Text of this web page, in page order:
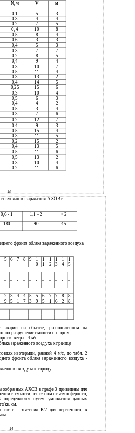
N, ч V м
0,1 5
3
0,3 4
4
0,2 7
5
0, 4 10
8
0,5 8
4
0,6 3
3
0,4 5
3
0,3 7
7
0,2 8
5
0,4 9
4
0,3 10
7
0,5 11
4
0,3 13
2
0,4 14
5
0,25 15
6
0,3 10
4
0,5 6
3
0,4 4
2
0,5 3
4
0,3 7
6
0,2 12
7
0,4 9
3
0,5 15
4
0,3 11
5
0,2 15
2
0,4 13
5
0,5 11
6
0,5 13
2
0,3 10
4
0,2 11 6
13
возможного заражения АХОВ в
0,6 - 1 1,1 - 2 > 2
180 90 45
фронта облака зараженного воздуха
5 6 7 8 9 1 1 1 1 1
1
0
1 2 3 4
5
- - - - - - - - - -
-
2 3 4 4 5 5 6 7 7 8
8
9 5 1 7 3 9 5 1 6 2 8
аварии на объекте, расположенном на
разрушение емкости с хлором.
ветра - 4 м/с.
зараженного воздуха к границе
изотермии, равной 4 м/с, по табл. 2
фронта облака зараженного воздуха -
воздуха к городу:
АХОВ в графе 3 приведены для
в емкости, отличном от атмосферного,
путем умножения данных
кв. см.
- значения K7 для первичного, в
14